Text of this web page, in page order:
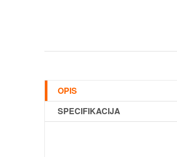
OPIS
SPECIFIKACIJA